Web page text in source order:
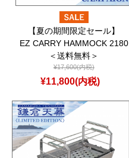
【夏の期間限定セール】
EZ CARRY HAMMOCK 2180
＜送料無料＞
¥17,600(内税)
¥11,800(内税)